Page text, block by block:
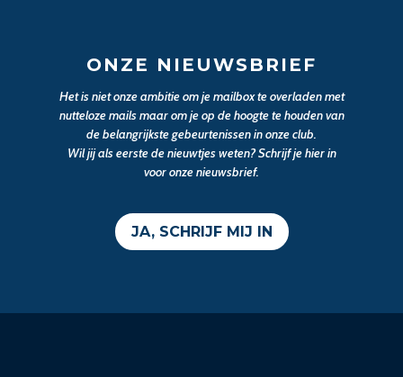
ONZE NIEUWSBRIEF
Het is niet onze ambitie om je mailbox te overladen met
nutteloze mails maar om je op de hoogte te houden van
de belangrijkste gebeurtenissen in onze club.
Wil jij als eerste de nieuwtjes weten? Schrijf je hier in
voor onze nieuwsbrief.
JA, SCHRIJF MIJ IN